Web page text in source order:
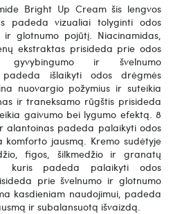
Bright Up Cream šis lengvos
padeda vizualiai tolyginti odos
ir glotnumo pojūtį. Niacinamidas,
ekstraktasprisideda prie odos
gyvybingumo ir švelnumo
padeda išlaikyti odos drėgmės
nuovargio požymius ir suteikia
ir traneksamo rūgštis prisideda
gaivumo bei lygumo efektą. 8
alantoinas padeda palaikyti odos
komforto jausmą. Kremo sudėtyje
figos, šilkmedžio ir granatų
kuris padeda palaikyti odos
prie švelnumo ir glotnumo
kasdieniam naudojimui, padeda
ir subalansuotą išvaizdą.